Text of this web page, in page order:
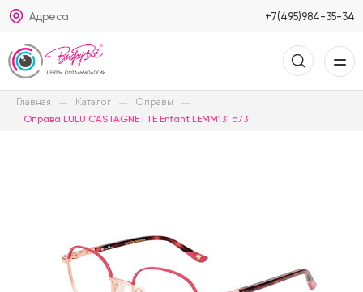
Адреса +7(495)984-35-34
Главная Каталог Оправы
Оправа LULU CASTAGNETTE Enfant LEMM131 c73